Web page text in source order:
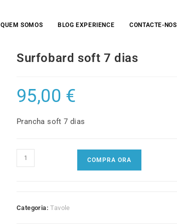
QUEM SOMOS BLOG EXPERIENCE CONTACTE-NOS
Surfobard soft 7 dias
95,00 €
Prancha soft 7 dias
Quantidade
de
7
COMPRA ORA
Categoria:Tavole